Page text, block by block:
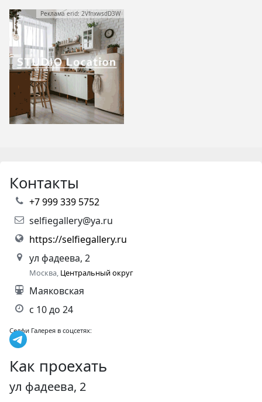
Реклама erid: 2VfnxwsdD3W
Контакты
+7 999 339 5752
selfiegallery@ya.ru
https://selfiegallery.ru
ул фадеева, 2
Москва, Центральный округ
Маяковская
с 10 до 24
Селфи Галерея в соцсетях:
Как проехать
ул фадеева, 2